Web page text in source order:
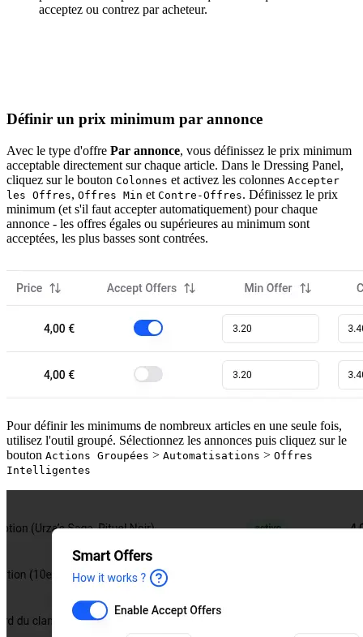
acceptez ou contrez par acheteur.
Définir un prix minimum par annonce
Avec le type d'offre Par annonce, vous définissez le prix minimum
acceptable directement sur chaque article. Dans le Dressing Panel,
cliquez sur le bouton Colonnes et activez les colonnes Accepter
les Offres, Offres Min et Contre-Offres. Définissez le prix
minimum (et s'il faut accepter automatiquement) pour chaque
annonce - les offres égales ou supérieures au minimum sont
acceptées, les plus basses sont contrées.
Pour définir les minimums de nombreux articles en une seule fois,
utilisez l'outil groupé. Sélectionnez les annonces puis cliquez sur le
bouton Actions Groupées > Automatisations > Offres
Intelligentes